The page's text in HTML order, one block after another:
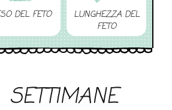
DEL FETO
LUNGHEZZA DEL
FETO
SETTIMANE